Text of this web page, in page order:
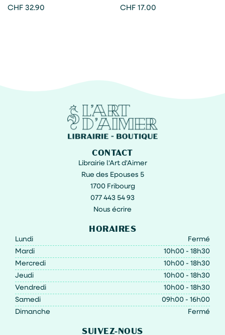
Kang
CHF 32.90 CHF 17.00
CONTACT
Librairie l'Art d'Aimer
Rue des Epouses 5
1700 Fribourg
077 443 54 93
Nous écrire
HORAIRES
Lundi
Fermé
Mardi
10h00 - 18h30
Mercredi
10h00 - 18h30
Jeudi
10h00 - 18h30
Vendredi
10h00 - 18h30
Samedi
09h00 - 16h00
Dimanche
Fermé
SUIVEZ-NOUS